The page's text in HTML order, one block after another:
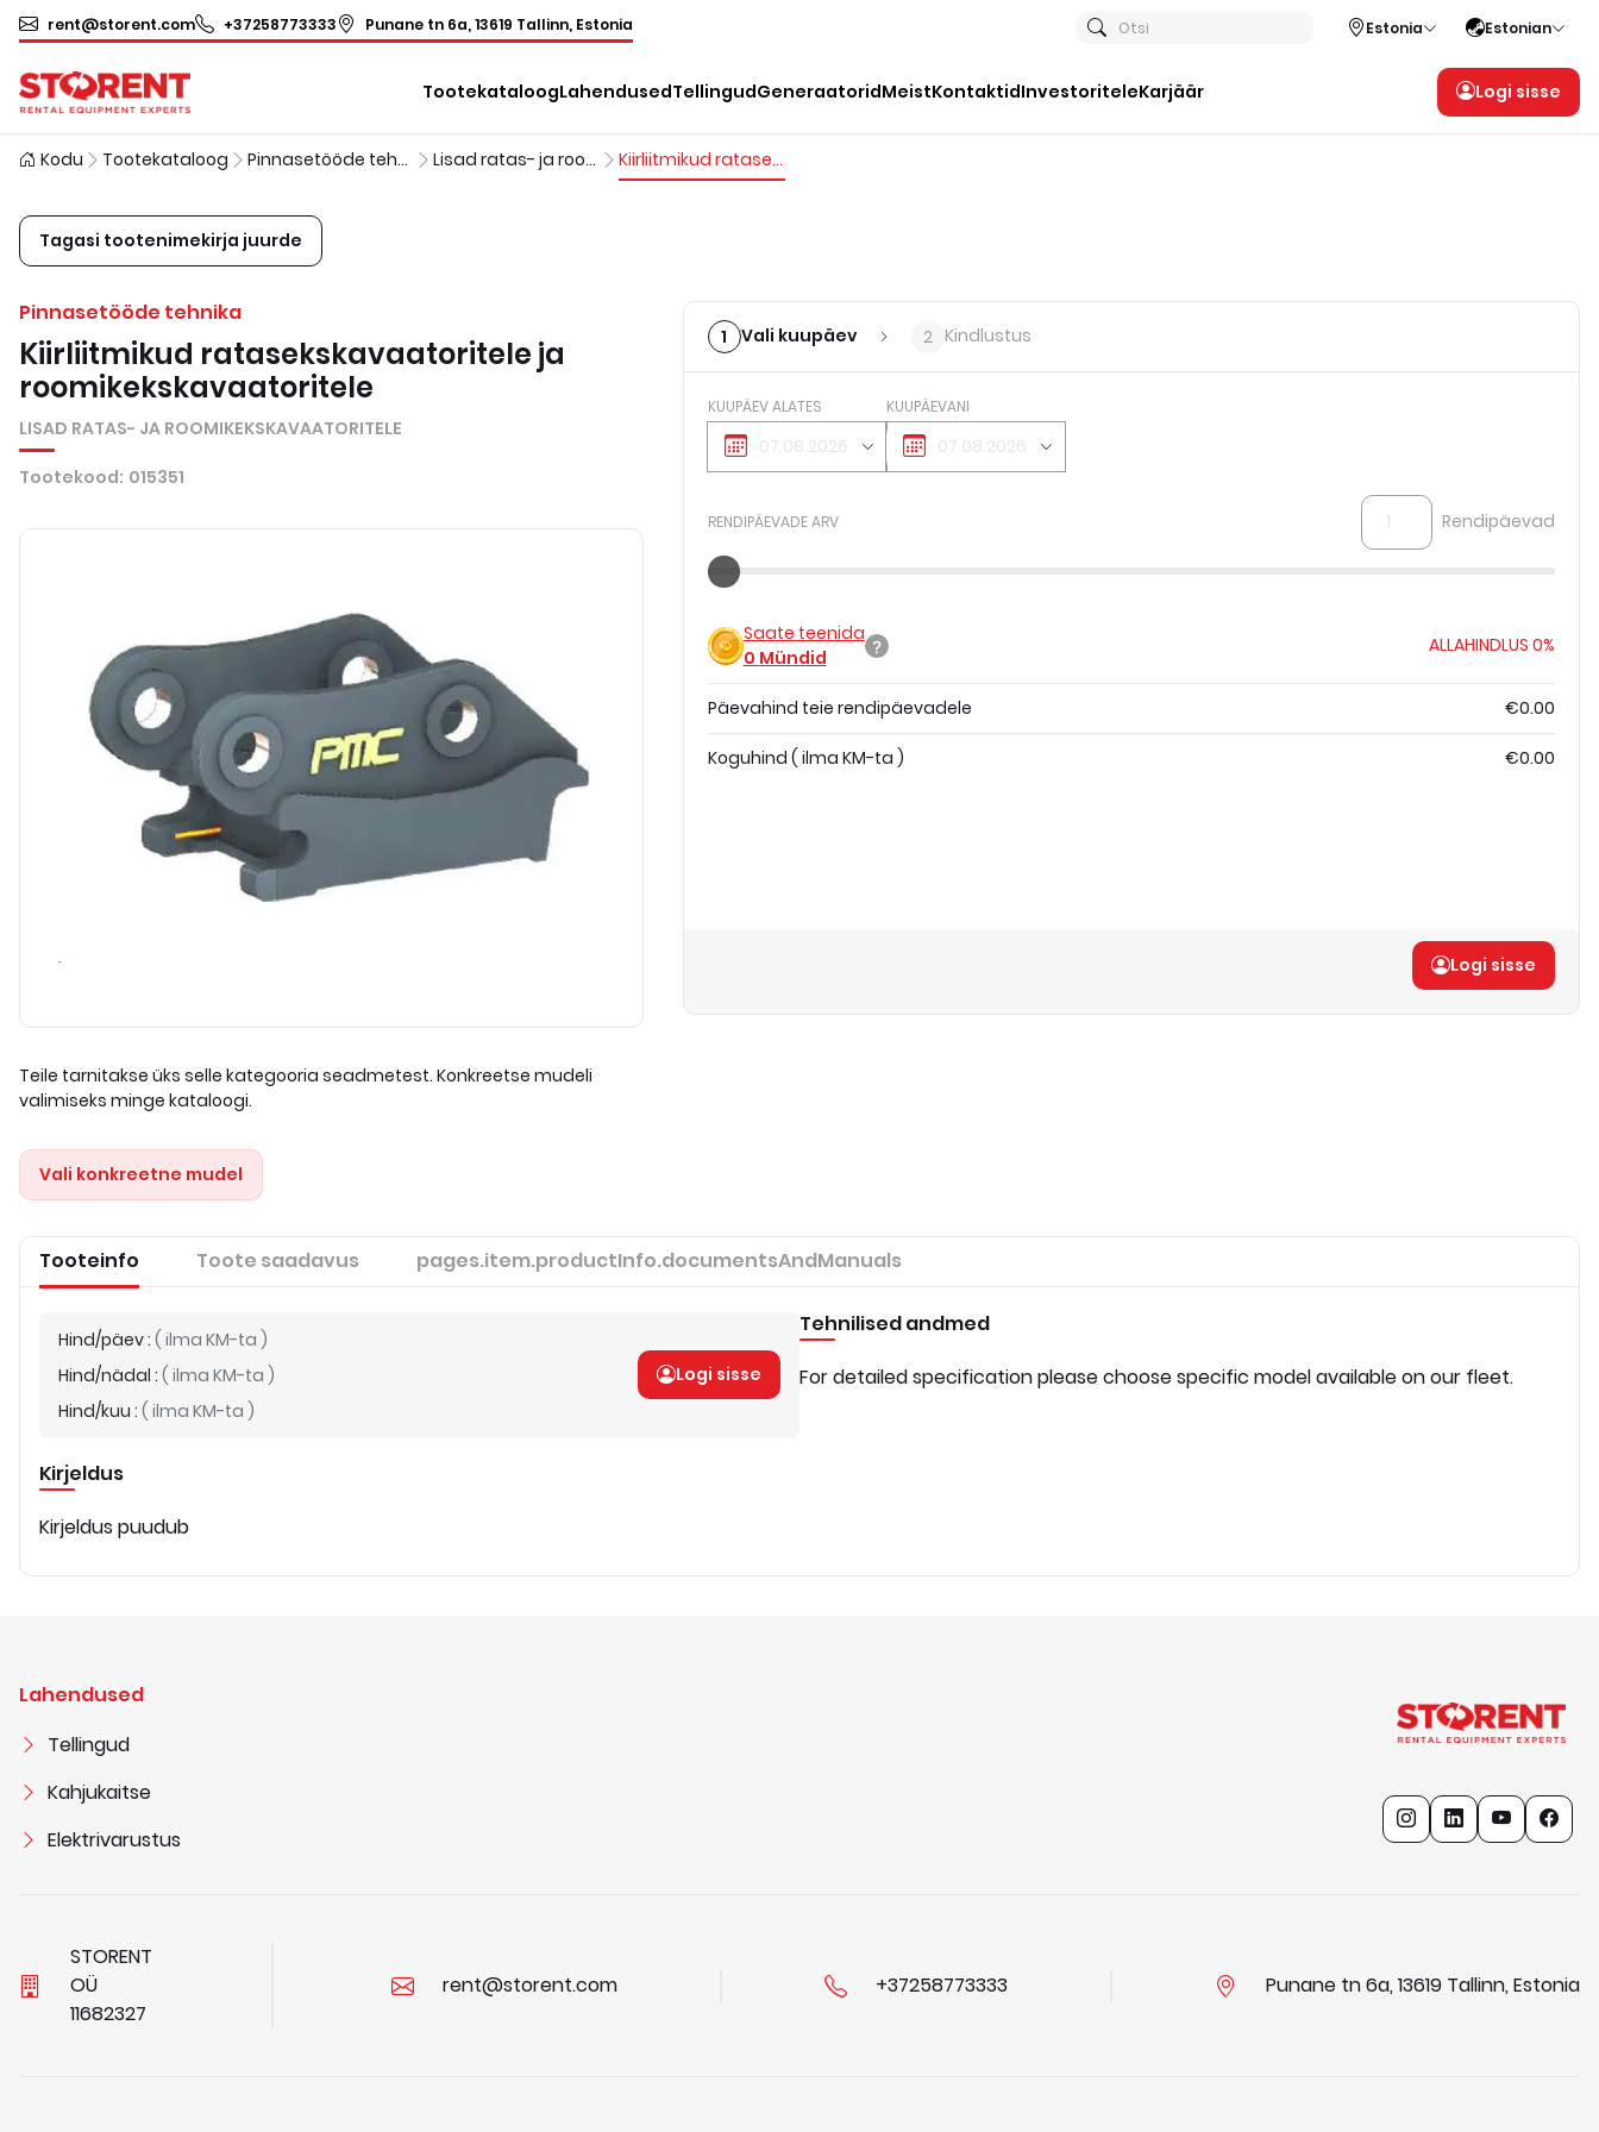
rent@storent.com +37258773333 Punane tn 6a, 13619 Tallinn, Estonia Otsi Estonia Estonian
TootekataloogLahendusedTellingudGeneraatoridMeistKontaktidInvestoriteleKarjäär Logi sisse
Kodu Tootekataloog Pinnasetööde tehnika Lisad ratas- ja roomikekskavaatoritele Kiirliitmikud ratasekskavaatoritele ja roomikekskavaatoritele
Tagasi tootenimekirja juurde
Pinnasetööde tehnika
Kiirliitmikud ratasekskavaatoritele ja
roomikekskavaatoritele
LISAD RATAS- JA ROOMIKEKSKAVAATORITELE
Tootekood: 015351
Teile tarnitakse üks selle kategooria seadmetest. Konkreetse mudeli
valimiseks minge kataloogi.
Vali konkreetne mudel
1 Vali kuupäev 2 Kindlustus
KUUPÄEV ALATES KUUPÄEVANI
RENDIPÄEVADE ARV Rendipäevad
Saate teenida
0 Mündid
ALLAHINDLUS 0%
Päevahind teie rendipäevadele €0.00
Koguhind ( ilma KM-ta ) €0.00
Logi sisse
Tooteinfo Toote saadavus pages.item.productInfo.documentsAndManuals
Hind/päev: ( ilma KM-ta )
Hind/nädal : ( ilma KM-ta )
Hind/kuu : ( ilma KM-ta )
Logi sisse
Kirjeldus
Kirjeldus puudub
Tehnilised andmed
For detailed specification please choose specific model available on our fleet.
Lahendused
Tellingud
Kahjukaitse
Elektrivarustus
STORENT
OÜ
11682327
rent@storent.com +37258773333 Punane tn 6a, 13619 Tallinn, Estonia